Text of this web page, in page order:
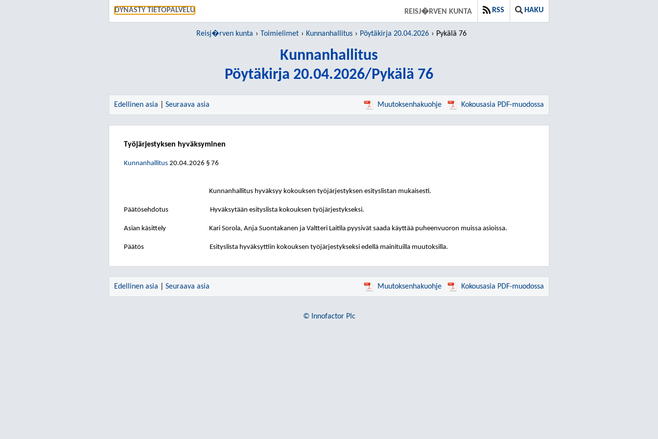
DYNASTY TIETOPALVELU REISJ�RVEN KUNTA RSS HAKU
Reisj�rven kunta Toimielimet Kunnanhallitus Pöytäkirja 20.04.2026 Pykälä 76
Kunnanhallitus
Pöytäkirja 20.04.2026/Pykälä 76
Edellinen asia Seuraava asia Muutoksenhakuohje Kokousasia PDF-muodossa
Työjärjestyksen hyväksyminen
Kunnanhallitus 20.04.2026 § 76
Kunnanhallitushyväksyy kokouksen työjärjestyksen esityslistan mukaisesti.
Päätösehdotus Hyväksytään esityslista kokouksen työjärjestykseksi.
Asian käsittely Kari Sorola, Anja Suontakanen ja Valtteri Laitila pyysivät saada käyttää puheenvuoron muissa asioissa.
Päätös Esityslista hyväksyttiin kokouksen työjärjestykseksi edellä mainituilla muutoksilla.
Edellinen asia Seuraava asia Muutoksenhakuohje Kokousasia PDF-muodossa
© Innofactor Plc